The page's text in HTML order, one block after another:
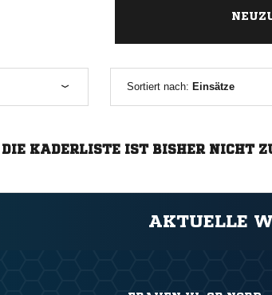
Sortiert nach: Einsätze
DIE KADERLISTE IST BISHER NICHT
AKTUELLE